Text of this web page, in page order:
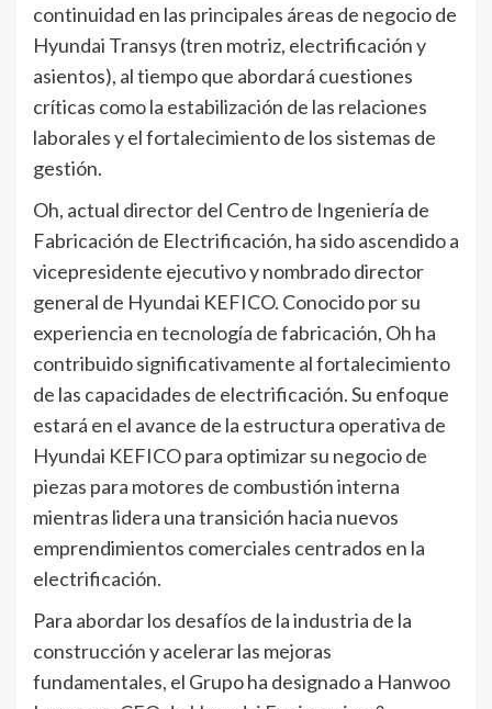
continuidad en las principales áreas de negocio de
Hyundai Transys (tren motriz, electrificación y
asientos), al tiempo que abordará cuestiones
críticas como la estabilización de las relaciones
laborales y el fortalecimiento de los sistemas de
gestión.
Oh, actual director del Centro de Ingeniería de
Fabricación de Electrificación, ha sido ascendido a
vicepresidente ejecutivo y nombrado director
general de Hyundai KEFICO. Conocido por su
experiencia en tecnología de fabricación, Oh ha
contribuido significativamente al fortalecimiento
de las capacidades de electrificación. Su enfoque
estará en el avance de la estructura operativa de
Hyundai KEFICO para optimizar su negocio de
piezas para motores de combustión interna
mientras lidera una transición hacia nuevos
emprendimientos comerciales centrados en la
electrificación.
Para abordar los desafíos de la industria de la
construcción y acelerar las mejoras
fundamentales, el Grupo ha designado a Hanwoo